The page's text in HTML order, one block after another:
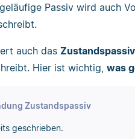
Passiv wird auch
auch das Zustandspassiv
Hier ist wichtig, was
Zustandspassiv
geschrieben.